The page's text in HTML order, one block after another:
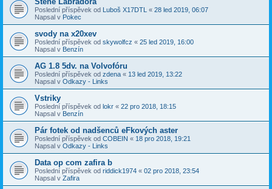
Poslední příspěvek od Luboš X17DTL « 28 led 2019, 06:07
Napsal v Pokec
svody na x20xev
Poslední příspěvek od skywolfcz « 25 led 2019, 16:00
Napsal v Benzín
AG 1.8 5dv. na Volvofóru
Poslední příspěvek od zdena « 13 led 2019, 13:22
Napsal v Odkazy - Links
Vstriky
Poslední příspěvek od lokr « 22 pro 2018, 18:15
Napsal v Benzín
Pár fotek od nadšenců eFkových aster
Poslední příspěvek od COBEIN « 18 pro 2018, 19:21
Napsal v Odkazy - Links
Data op com zafira b
Poslední příspěvek od riddick1974 « 02 pro 2018, 23:54
Napsal v Zafira